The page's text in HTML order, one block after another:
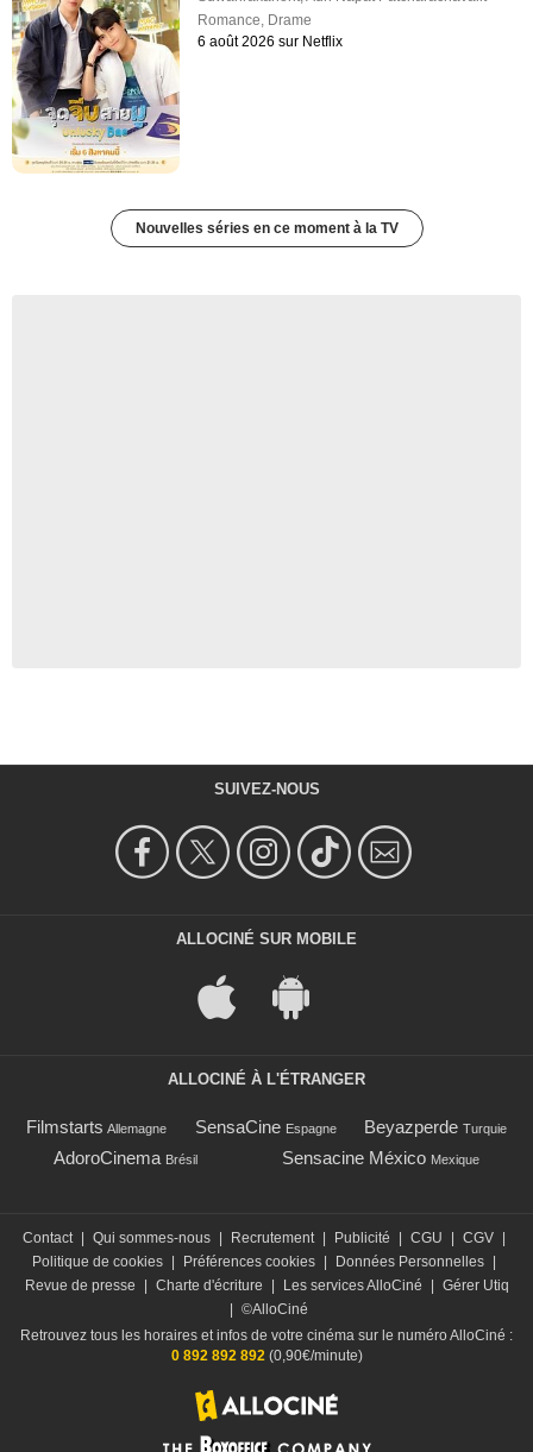
Romance, Drame
6 août 2026 sur Netflix
Nouvelles séries en ce moment à la TV
SUIVEZ-NOUS
ALLOCINÉ SUR MOBILE
ALLOCINÉ À L'ÉTRANGER
Filmstarts Allemagne SensaCine Espagne Beyazperde Turquie
AdoroCinema Brésil Sensacine México Mexique
Contact | Qui sommes-nous | Recrutement | Publicité | CGU | CGV |
Politique de cookies | Préférences cookies | Données Personnelles |
Revue de presse
| Charte d'écriture | Les services AlloCiné | Gérer Utiq
| ©AlloCiné
Retrouvez tous les horaires et infos de votre cinéma sur le numéro AlloCiné :
0 892 892 892 (0,90€/minute)